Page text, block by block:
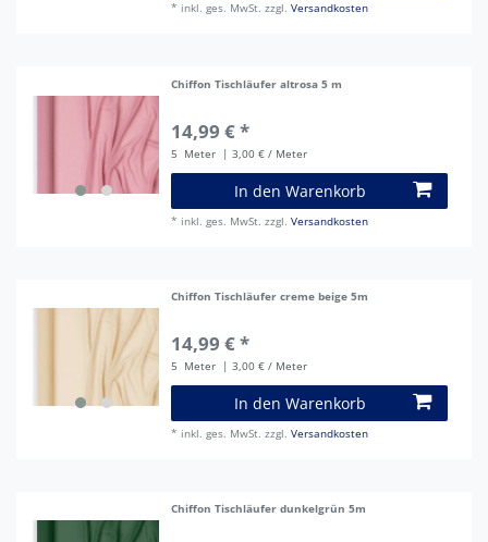
* inkl. ges. MwSt. zzgl.Versandkosten
Chiffon Tischläufer altrosa 5 m
14,99 € *
5 Meter | 3,00 € / Meter
In den Warenkorb
* inkl. ges. MwSt. zzgl.Versandkosten
Chiffon Tischläufer creme beige 5m
14,99 € *
5 Meter | 3,00 € / Meter
In den Warenkorb
* inkl. ges. MwSt. zzgl.Versandkosten
Chiffon Tischläufer dunkelgrün 5m